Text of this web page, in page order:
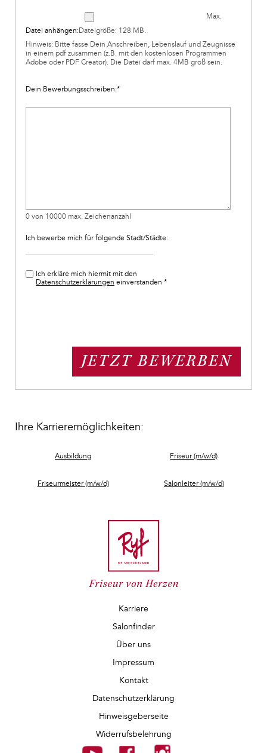
Datei anhängen:
Max.
Dateigröße: 128 MB.
Hinweis: Bitte fasse Dein Anschreiben, Lebenslauf und Zeugnisse
in einem pdf zusammen (z.B. mit den kostenlosen Programmen
Adobe oder PDF Creator). Die Datei darf max. 4MB groß sein.
Dein Bewerbungsschreiben:*
0 von 10000 max. Zeichenanzahl
Ich bewerbe mich für folgende Stadt/Städte:
Ich erkläre mich hiermit mit den
Datenschutzerklärungen einverstanden *
Ihre Karrieremöglichkeiten:
Ausbildung Friseur (m/w/d)
Friseurmeister (m/w/d) Salonleiter (m/w/d)
Karriere
Salonfinder
Über uns
Impressum
Kontakt
Datenschutzerklärung
Hinweisgeberseite
Widerrufsbelehrung